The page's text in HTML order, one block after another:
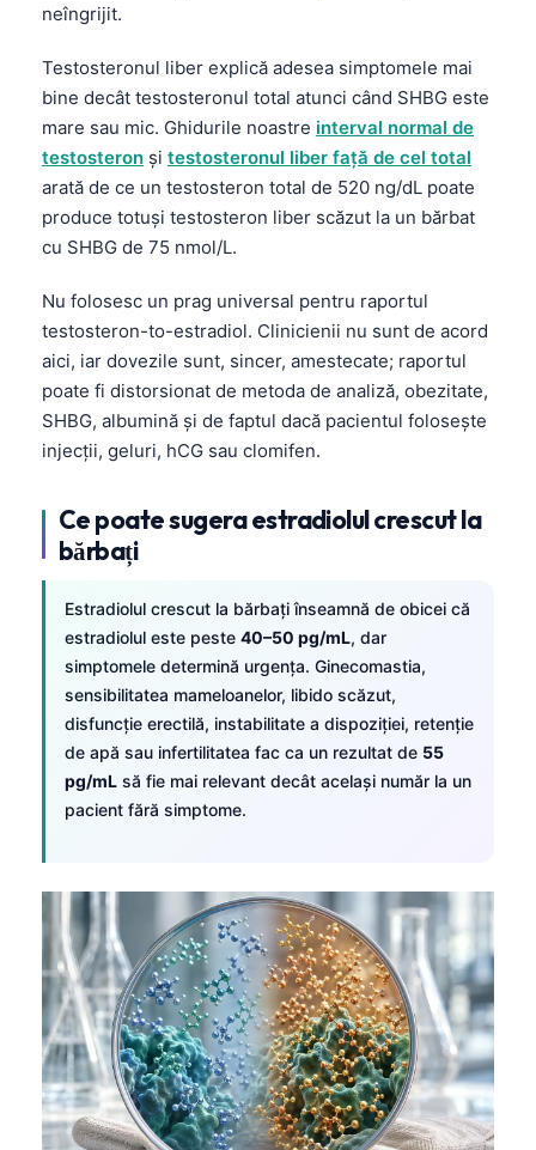
neîngrijit.
Testosteronul liber explică adesea simptomele mai
bine decât testosteronul total atunci când SHBG este
mare sau mic. Ghidurile noastre interval normal de
testosteron şi testosteronul liber față de cel total
arată de ce un testosteron total de 520 ng/dL poate
produce totuși testosteron liber scăzut la un bărbat
cu SHBG de 75 nmol/L.
Nu folosesc un prag universal pentru raportul
testosteron-to-estradiol. Clinicienii nu sunt de acord
aici, iar dovezile sunt, sincer, amestecate; raportul
poate fi distorsionat de metoda de analiză, obezitate,
SHBG, albumină și de faptul dacă pacientul folosește
injecții, geluri, hCG sau clomifen.
Ce poate sugera estradiolul crescut la
bărbați
Estradiolul crescut la bărbați înseamnă de obicei că
estradiolul este peste 40–50 pg/mL, dar
simptomele determină urgența. Ginecomastia,
sensibilitatea mameloanelor, libido scăzut,
disfuncție erectilă, instabilitate a dispoziției, retenție
de apă sau infertilitatea fac ca un rezultat de 55
pg/mL să fie mai relevant decât același număr la un
pacient fără simptome.